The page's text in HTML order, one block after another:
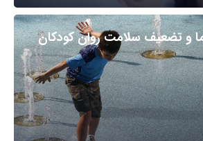
و تضعیف سلامت روان کودکان